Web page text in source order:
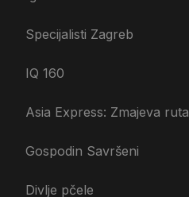
Specijalisti Zagreb
IQ 160
Asia Express: Zmajeva ruta
Gospodin Savršeni
Divlje pčele